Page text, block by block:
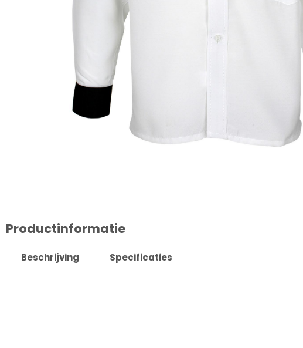
Productinformatie
Beschrijving Specificaties